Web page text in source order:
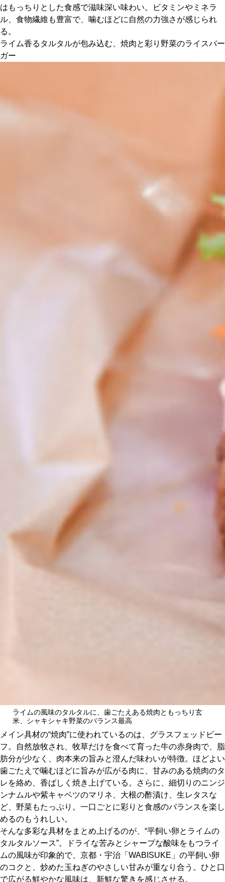
はもっちりとした食感で滋味深い味わい。ビタミンやミネラ
ル、食物繊維も豊富で、噛むほどに自然の力強さが感じられ
る。
ライム香るタルタルが包み込む、焼肉と彩り野菜のライスバー
ガー
ライムの風味のタルタルに、歯ごたえある焼肉ともっちり玄
米、シャキシャキ野菜のバランス最高
メイン具材の“焼肉”に使われているのは、グラスフェッドビー
フ。自然放牧され、牧草だけを食べて育った牛の赤身肉で、脂
肪分が少なく、肉本来の旨みと澄んだ味わいが特徴。ほどよい
歯ごたえで噛むほどに旨みが広がる肉に、甘みのある焼肉のタ
レを絡め、香ばしく焼き上げている。さらに、細切りのニンジ
ンナムルや紫キャベツのマリネ、大根の酢漬け、生レタスな
ど、野菜もたっぷり。一口ごとに彩りと食感のバランスを楽し
めるのもうれしい。
そんな多彩な具材をまとめ上げるのが、“平飼い卵とライムの
タルタルソース”。ドライな苦みとシャープな酸味をもつライ
ムの風味が印象的で、京都・宇治「WABISUKE」の平飼い卵
のコクと、炒めた玉ねぎのやさしい甘みが重なり合う。ひと口
で広がる鮮やかな風味は、新鮮な驚きを感じさせる。